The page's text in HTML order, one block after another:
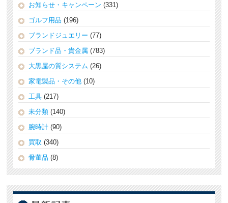
お知らせ・キャンペーン (331)
ゴルフ用品 (196)
ブランドジュエリー (77)
ブランド品・貴金属 (783)
大黒屋の質システム (26)
家電製品・その他 (10)
工具 (217)
未分類 (140)
腕時計 (90)
買取 (340)
骨董品 (8)